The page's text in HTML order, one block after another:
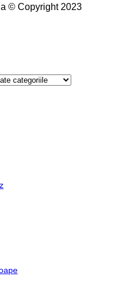
© Copyright 2023